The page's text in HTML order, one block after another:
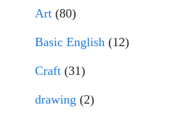
Art (80)
Basic English (12)
Craft (31)
drawing (2)